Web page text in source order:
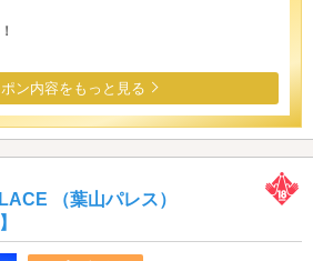
ン内容をもっと見る
（葉山パレス）